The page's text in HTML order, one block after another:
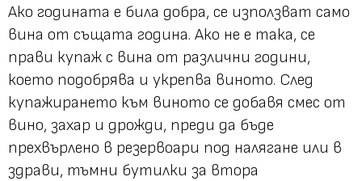
Ако годината е била добра, се използват само
вина от същата година. Ако не е така, се
прави купаж с вина от различни години,
което подобрява и укрепва виното. След
купажирането към виното се добавя смес от
вино, захар и дрожди, преди да бъде
прехвърлено в резервоари под налягане или в
здрави, тъмни бутилки за втора